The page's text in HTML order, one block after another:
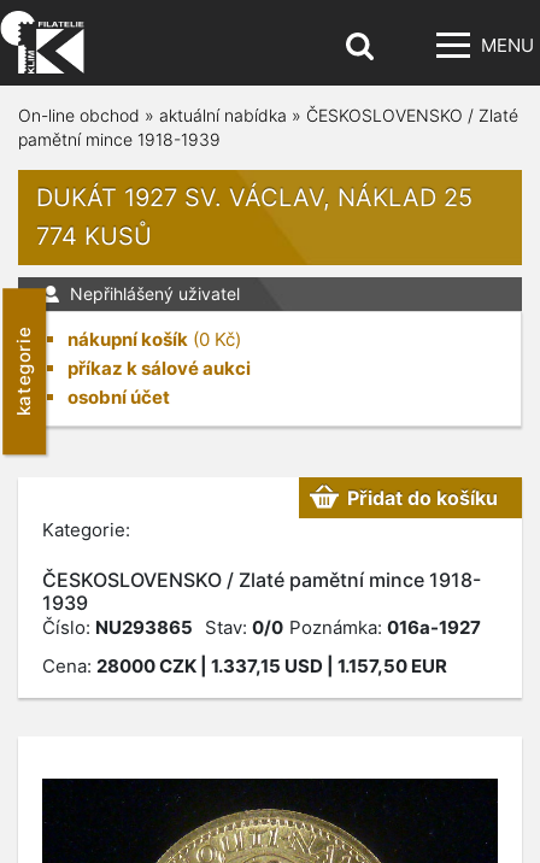
MENU
kategorie
On-line obchod » aktuální nabídka » ČESKOSLOVENSKO / Zlaté
pamětní mince 1918-1939
DUKÁT 1927 SV. VÁCLAV, NÁKLAD 25
774 KUSŮ
Nepřihlášený uživatel
nákupní košík (0 Kč)
příkaz k sálové aukci
osobní účet
Kategorie:
ČESKOSLOVENSKO / Zlaté pamětní mince 1918-
1939
Přidat do košíku
Číslo: NU293865 Stav: 0/0 Poznámka: 016a-1927
Cena: 28000CZK | 1.337,15 USD | 1.157,50 EUR